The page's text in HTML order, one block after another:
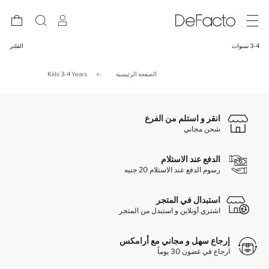
3-4 سنوات الفلتر
الصفحة الرئيسية Kids 3-4 Years
انقر و استلم من الفرع
شحن مجاني
الدفع عند الاستلام
رسوم الدفع عند الاستلام 20 جنيه
استبدال في المتجر
اشتري أونلاين و استبدل من المتجر
إرجاع سهل و مجاني مع أرامكس
ارجاع في غضون 30 يوماً